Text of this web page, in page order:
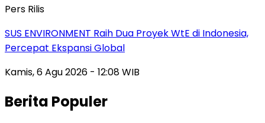
Pers Rilis
SUS ENVIRONMENT Raih Dua Proyek WtE di Indonesia,
Percepat Ekspansi Global
Kamis, 6 Agu 2026 - 12:08 WIB
Berita Populer